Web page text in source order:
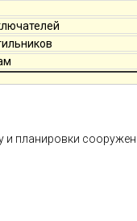
и планировки